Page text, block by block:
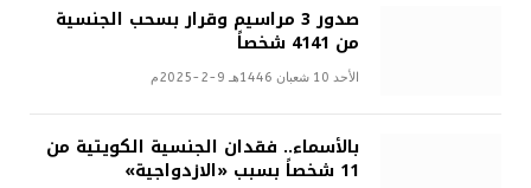
صدور 3 مراسيم وقرار بسحب الجنسية
من 4141 شخصاً
الأحد 10 شعبان 1446هـ 9-2-2025م
بالأسماء.. فقدان الجنسية الكويتية من
11 شخصاً بسبب «الازدواجية»